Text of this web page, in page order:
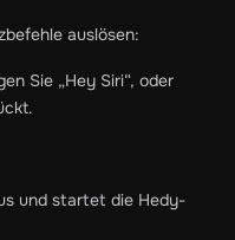
auslösen:
Sie „Hey Siri“, oder
und startet die Hedy-